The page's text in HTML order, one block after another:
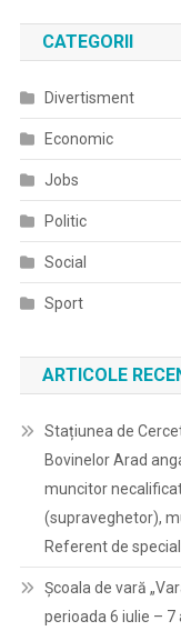
CATEGORII
Divertisment
Economic
Jobs
Politic
Social
Sport
ARTICOLE
Stațiunea de
Bovinelor Arad
muncitor
(supraveghetor),
Referent de
Școala de vară
perioada 6 iulie – 7